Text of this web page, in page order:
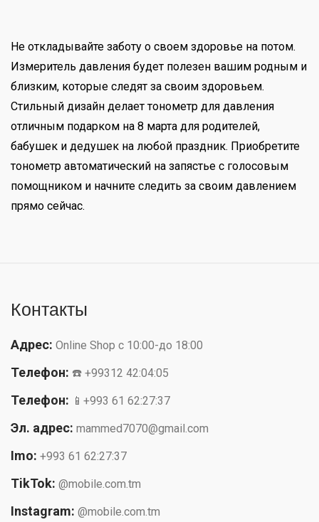
Не откладывайте заботу о своем здоровье на потом.
Измеритель давления будет полезен вашим родным и
близким, которые следят за своим здоровьем.
Стильный дизайн делает тонометр для давления
отличным подарком на 8 марта для родителей,
бабушек и дедушек на любой праздник. Приобретите
тонометр автоматический на запястье с голосовым
помощником и начните следить за своим давлением
прямо сейчас.
Контакты
Адрес: Online Shop с 10:00-до 18:00
Телефон: ☎️ +99312 42:04:05
Телефон: 📱+993 61 62:27:37
Эл. адрес: mammed7070@gmail.com
Imo: +993 61 62:27:37
TikTok: @mobile.com.tm
Instagram: @mobile.com.tm